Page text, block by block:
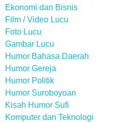
Ekonomi dan Bisnis
Film / Video Lucu
Foto Lucu
Gambar Lucu
Humor Bahasa Daerah
Humor Gereja
Humor Politik
Humor Suroboyoan
Kisah Humor Sufi
Komputer dan Teknologi